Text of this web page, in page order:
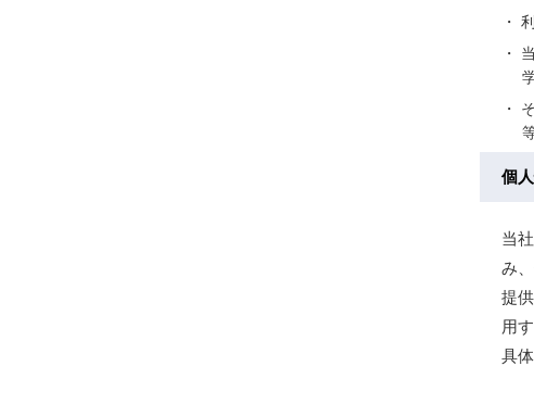
個
当
み
提
用
具